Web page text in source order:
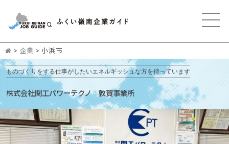
> 企業 > 小浜市
ものづくりをする仕事がしたいエネルギッシュな方を待っています
株式会社関工パワーテクノ 敦賀事業所